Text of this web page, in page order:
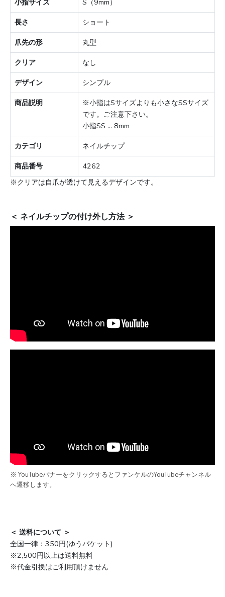
小指サイズ
S（9mm）
長さ
ショート
爪先の形
丸型
クリア
なし
デザイン
シンプル
商品説明
※小指はSサイズよりも小さなSSサイズ
です。ご注意下さい。
小指SS ... 8mm
カテゴリ
ネイルチップ
商品番号
4262
※クリアは自爪が透けて見えるデザインです。
＜ ネイルチップの付け外し方法 ＞
※ YouTubeバナーをクリックするとファンケルのYouTubeチャンネル
へ遷移します。
＜ 送料について ＞
全国一律：350円(ゆうパケット)
※2,500円以上は送料無料
※代金引換はご利用頂けません